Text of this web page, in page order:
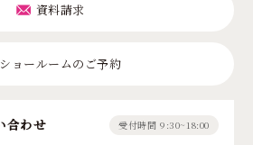
資料請求
ショールームのご予約
合わせ 受付時間 9:30~18:00